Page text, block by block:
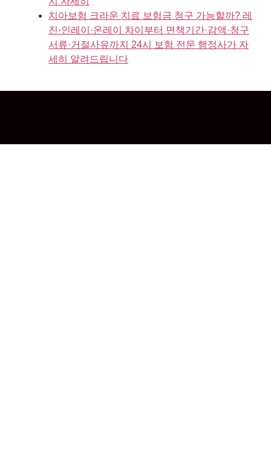
치아보험 크라운 치료 보험금 청구 가능할까? 레
진·인레이·온레이 차이부터 면책기간·감액·청구
서류·거절사유까지 24시 보험 전문 행정사가 자
세히 알려드립니다